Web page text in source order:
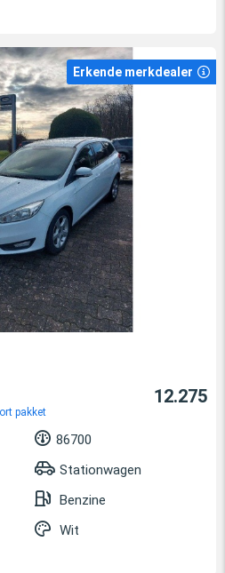
Erkende merkdealer
pakket
12.275
86700
Stationwagen
Benzine
Wit